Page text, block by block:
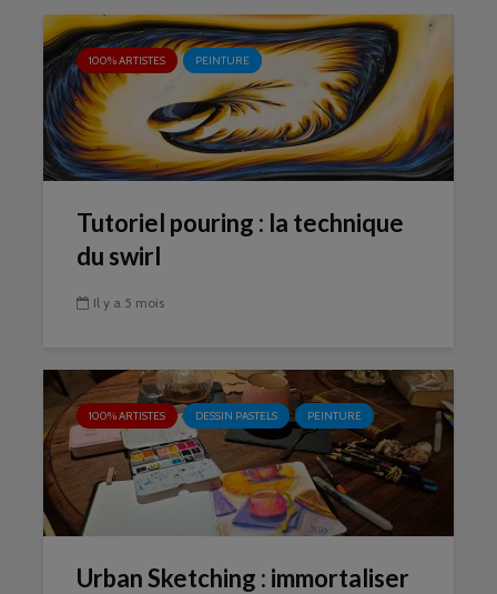
100% ARTISTES PEINTURE
Tutoriel pouring : la technique
du swirl
Il y a 5 mois
100% ARTISTES DESSIN PASTELS PEINTURE
Urban Sketching : immortaliser